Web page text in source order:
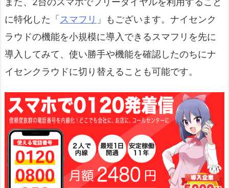
に特化した「 スマフリ 」もございます。ナイセンク
ラウドの機能を小規模に導入できるスマフリを先に
導入してみて、使い勝手や機能を確認したのちにナ
イセンクラウドに切り替えることも可能です。